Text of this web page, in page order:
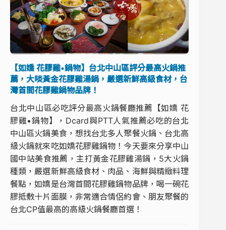
【如嬌 花膠雞•鍋物】台北中山區評分最高火鍋推
薦，大啖黃金花膠雞湯鍋，嚴選新鮮高級食材，台
灣首間花膠雞鍋物品牌！
台北中山區必吃評分最高火鍋餐廳推薦【如嬌 花
膠雞•鍋物】，Dcard與PTT人氣推薦必吃的台北
中山區火鍋美食，想找台北多人聚餐火鍋、台北高
級火鍋就來吃如嬌花膠雞鍋物！今天要來分享中山
國中站美食推薦，主打黃金花膠雞湯鍋，5大火鍋
種類，嚴選新鮮高級食材、肉品、海鮮與精緻料理
餐點，如嬌是台灣首間花膠雞鍋物品牌，喝一碗花
膠抵敷十片面膜，非常適合情侶約會、朋友聚餐的
台北CP值最高的高級火鍋餐廳首選！